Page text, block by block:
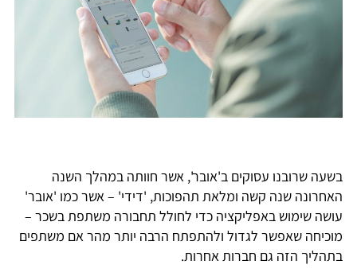
בשעה שרובנו עסוקים ב'אובר', אשר חוותה במהלך השנה
האחרונה שנה קשה ומלאת תהפוכות, 'דידי' – אשר כמו 'אובר'
עושה שימוש באפליקציה כדי לחולל תחבורה משתפת בשכר –
מוכיחה שאפשר לגדול ולהתפתח הרבה יותר מהר אם משתפים
בתהליך הזה גם חברות אחרות.